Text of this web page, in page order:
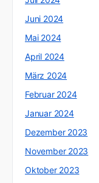
Juni 2024
Mai 2024
April 2024
März 2024
Februar 2024
Januar 2024
Dezember 2023
November 2023
Oktober 2023